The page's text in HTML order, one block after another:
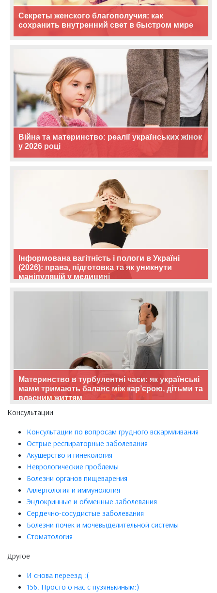
Секреты женского благополучия: как
сохранить внутренний свет в быстром мире
Війна та материнство: реалії українських жінок
у 2026 році
Інформована вагітність і пологи в Україні
(2026): права, підготовка та як уникнути
маніпуляцій у медицині
Материнство в турбулентні часи: як українські
мами тримають баланс між кар’єрою, дітьми та
власним життям
Консультации
Консультации по вопросам грудного вскармливания
Острые респираторные заболевания
Акушерство и гинекология
Неврологические проблемы
Болезни органов пищеварения
Аллергология и иммунология
Эндокринные и обменные заболевания
Сердечно-сосудистые заболевания
Болезни почек и мочевыделительной системы
Стоматология
Другое
И снова переезд :(
156. Просто о нас с пузянькиным:)